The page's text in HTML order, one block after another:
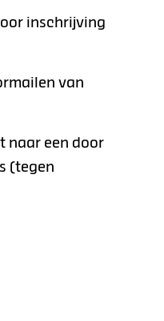
inschrijving
van
naar een door
(tegen